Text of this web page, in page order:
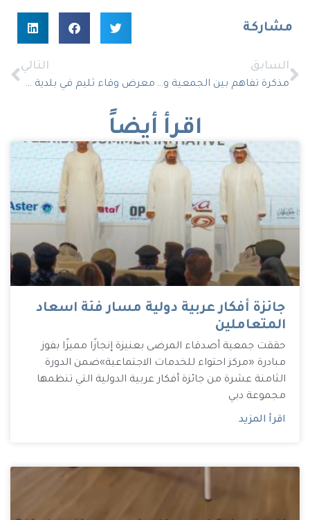
مشاركة
السابق
مذكرة تفاهم بين الجمعية وشركة فوجي اليابانية
التالي
معرض وقاء ثليم في بلدية عنيزة
اقرأ أيضاً
جائزة أفكار عربية دولية مسار فئة اسعاد
المتعاملين
حققت جمعية أصدقاء المرضى بعنيزة إنجازًا مميزًا بفوز
مبادرة «مركز احتواء للخدمات الاجتماعية»ضمن الدورة
الثامنة عشرة من جائزة أفكار عربية الدولية التي تنظمها
مجموعة دبي
اقرأ المزيد